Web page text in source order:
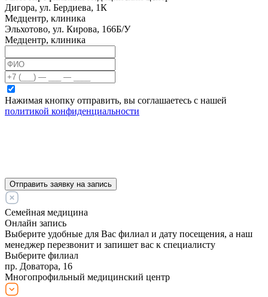
Дигора, ул. Бердиева, 1К
Медцентр, клиника
Эльхотово, ул. Кирова, 166Б/У
Медцентр, клиника
Нажимая кнопку отправить, вы соглашаетесь с нашей
политикой конфиденциальности
Отправить заявку на запись
Семейная медицина
Онлайн запись
Выберите удобные для Вас филиал и дату посещения, а наш
менеджер перезвонит и запишет вас к специалисту
Выберите филиал
пр. Доватора, 16
Многопрофильный медицинский центр